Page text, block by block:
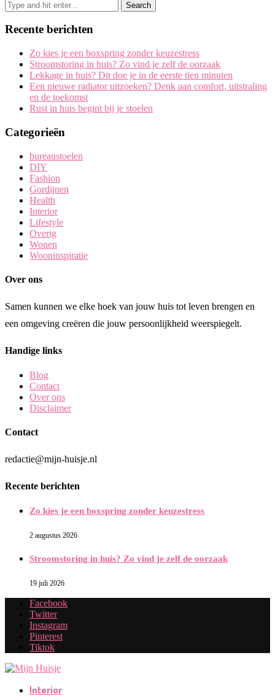
Recente berichten
Zo kies je een boxspring zonder keuzestress
Stroomstoring in huis? Zo vind je zelf de oorzaak
Lekkage in huis? Dit doe je in de eerste tien minuten
Een nieuwe radiator uitzoeken? Denk aan comfort, uitstraling
en de toekomst
Rust in huis begint bij je stoelen
Categorieën
bureaustoelen
DIY
Fashion
Gordijnen
Health
Interior
Lifestyle
Overig
Wonen
Wooninspiratie
Over ons
Samen kunnen we elke hoek van jouw huis tot leven brengen en
een omgeving creëren die jouw persoonlijkheid weerspiegelt.
Handige links
Blog
Contact
Over ons
Disclaimer
Contact
redactie@mijn-huisje.nl
Recente berichten
Zo kies je een boxspring zonder keuzestress
2 augustus 2026
Stroomstoring in huis? Zo vind je zelf de oorzaak
19 juli 2026
Facebook
Twitter
Instagram
Pinterest
Tiktok
Interior